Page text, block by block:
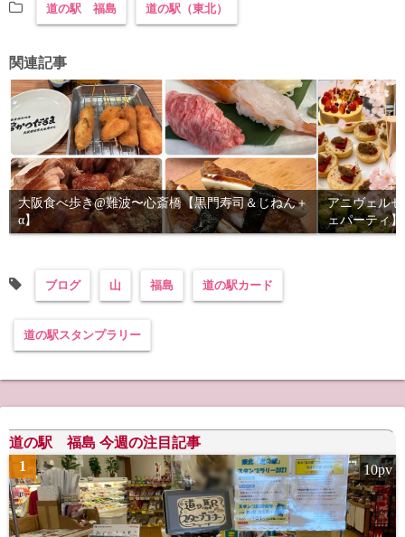
道の駅 福島 道の駅（東北）
関連記事
大阪食べ歩き@難波〜心斎橋【黒門寿司＆じねん＋
α】
アニヴェル
ェパーティ】
ブログ 山 福島 道の駅カード
道の駅スタンプラリー
道の駅 福島 今週の注目記事
1
10pv